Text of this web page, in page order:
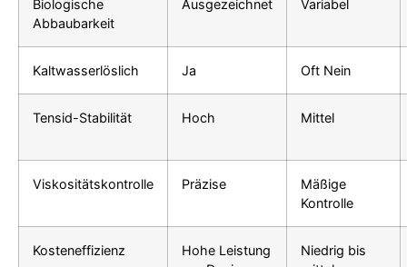
Biologische
Abbaubarkeit
Ausgezeichnet Variabel
Kaltwasserlöslich Ja Oft Nein
Tensid-Stabilität Hoch Mittel
Viskositätskontrolle Präzise
Mäßige
Kontrolle
Kosteneffizienz
Hohe Leistung
Niedrig bis